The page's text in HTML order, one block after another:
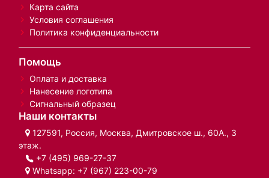
Карта сайта
Условия соглашения
Политика конфиденциальности
Помощь
Оплата и доставка
Нанесение логотипа
Сигнальный образец
Наши контакты
127591, Россия, Москва, Дмитровское ш., 60А., 3
этаж.
+7 (495) 969-27-37
Whatsapp: +7 (967) 223-00-79